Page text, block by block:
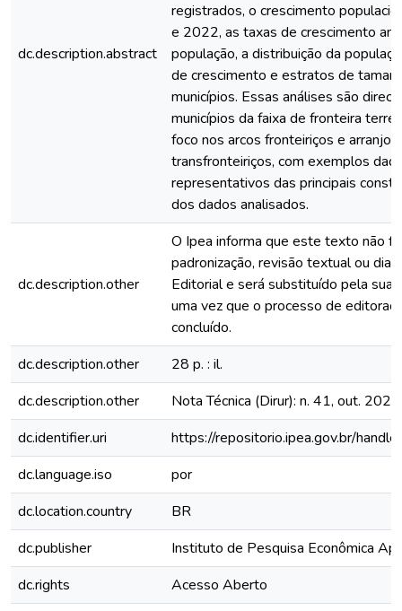
dc.description.abstract
registrados, o crescimento
e 2022, as taxas de crescimento
população, a distribuição da
de crescimento e estratos de
municípios. Essas análises são
municípios da faixa de fronteira
foco nos arcos fronteiriços e arranjos
transfronteiriços, com exemplos
representativos das principais
dos dados analisados.
dc.description.other
O Ipea informa que este texto não
padronização, revisão textual ou
Editorial e será substituído pela sua
uma vez que o processo de
concluído.
dc.description.other
28 p. : il.
dc.description.other
Nota Técnica (Dirur): n. 41, out. 2023.
dc.identifier.uri
https://repositorio.ipea.gov.br/
dc.language.iso
por
dc.location.country
BR
dc.publisher
Instituto de Pesquisa Econômica
dc.rights
Acesso Aberto